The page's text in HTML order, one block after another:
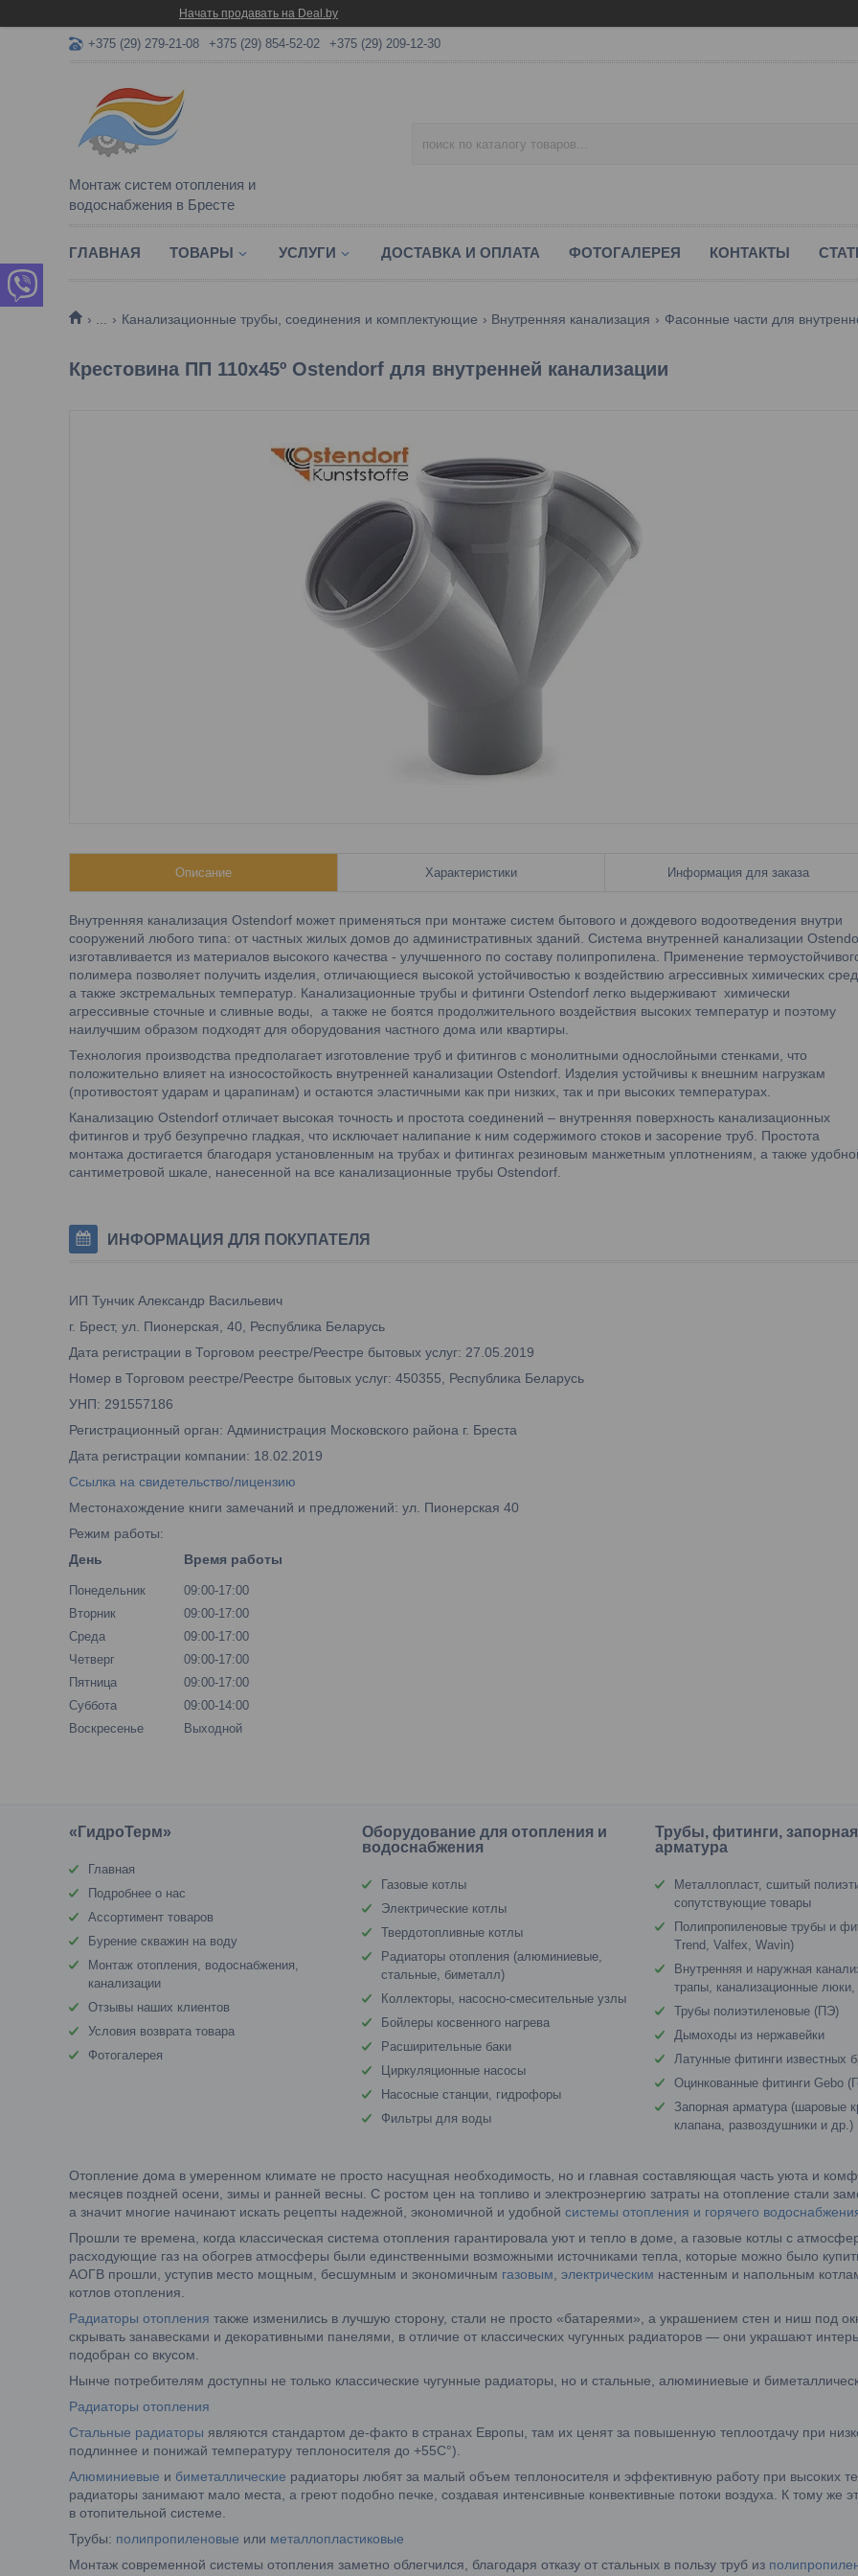
Начать продавать на Deal.by
+375 (29) 279-21-08 +375 (29) 854-52-02 +375 (29) 209-12-30
Монтаж систем отопления и
водоснабжения в Бресте
ГЛАВНАЯ ТОВАРЫ УСЛУГИ ДОСТАВКА И ОПЛАТА ФОТОГАЛЕРЕЯ КОНТАКТЫ
Канализационные трубы, соединения и комплектующие Внутренняя канализация Фасонные части для
Крестовина ПП 110х45º Ostendorf для внутренней канализации
Описание Характеристики Информация для заказа
Внутренняя канализация Ostendorf может применяться при монтаже систем бытового и дождевого водоотведения внутри
сооружений любого типа: от частных жилых домов до административных зданий. Система внутренней канализации
изготавливается из материалов высокого качества - улучшенного по составу полипропилена. Применение
полимера позволяет получить изделия, отличающиеся высокой устойчивостью к воздействию агрессивных химических сред,
а также экстремальных температур. Канализационные трубы и фитинги Ostendorf легко выдерживают химически
агрессивные сточные и сливные воды, а также не боятся продолжительного воздействия высоких температур и поэтому
наилучшим образом подходят для оборудования частного дома или квартиры.
Технология производства предполагает изготовление труб и фитингов с монолитными однослойными стенками, что
положительно влияет на износостойкость внутренней канализации Ostendorf. Изделия устойчивы к внешним нагрузкам
(противостоят ударам и царапинам) и остаются эластичными как при низких, так и при высоких температурах.
Канализацию Ostendorf отличает высокая точность и простота соединений – внутренняя поверхность канализационных
фитингов и труб безупречно гладкая, что исключает налипание к ним содержимого стоков и засорение труб. Простота
монтажа достигается благодаря установленным на трубах и фитингах резиновым манжетным уплотнениям, а также
сантиметровой шкале, нанесенной на все канализационные трубы Ostendorf.
ИНФОРМАЦИЯ ДЛЯ ПОКУПАТЕЛЯ
ИП Тунчик Александр Васильевич
г. Брест, ул. Пионерская, 40, Республика Беларусь
Дата регистрации в Торговом реестре/Реестре бытовых услуг: 27.05.2019
Номер в Торговом реестре/Реестре бытовых услуг: 450355, Республика Беларусь
УНП: 291557186
Регистрационный орган: Администрация Московского района г. Бреста
Дата регистрации компании: 18.02.2019
Ссылка на свидетельство/лицензию
Местонахождение книги замечаний и предложений: ул. Пионерская 40
Режим работы:
День
Время работы
Понедельник
09:00-17:00
Вторник
09:00-17:00
Среда
09:00-17:00
Четверг
09:00-17:00
Пятница
09:00-17:00
Суббота
09:00-14:00
Воскресенье
Выходной
«ГидроТерм»
Главная
Подробнее о нас
Ассортимент товаров
Бурение скважин на воду
Монтаж отопления, водоснабжения,
канализации
Отзывы наших клиентов
Условия возврата товара
Фотогалерея
Оборудование для отопления и
водоснабжения
Газовые котлы
Электрические котлы
Твердотопливные котлы
Радиаторы отопления (алюминиевые,
стальные, биметалл)
Коллекторы, насосно-смесительные узлы
Бойлеры косвенного нагрева
Расширительные баки
Циркуляционные насосы
Насосные станции, гидрофоры
Фильтры для воды
Трубы, фитинги, запорная
арматура
Металлопласт, сшитый
сопутствующие товары
Полипропиленовые трубы и
Trend, Valfex, Wavin)
Внутренняя и наружная
трапы, канализационные
Трубы полиэтиленовые (ПЭ)
Дымоходы из нержавейки
Латунные фитинги известных
Оцинкованные фитинги Gebo
Запорная арматура (шаровые
клапана, развоздушники и др.)
Отопление дома в умеренном климате не просто насущная необходимость, но и главная составляющая часть уюта и
месяцев поздней осени, зимы и ранней весны. С ростом цен на топливо и электроэнергию затраты на отопление стали
а значит многие начинают искать рецепты надежной, экономичной и удобной системы отопления и горячего
Прошли те времена, когда классическая система отопления гарантировала уют и тепло в доме, а газовые котлы с
расходующие газ на обогрев атмосферы были единственными возможными источниками тепла, которые можно было
АОГВ прошли, уступив место мощным, бесшумным и экономичным газовым электрическим настенным и напольным
котлов отопления.
Радиаторы отопления также изменились в лучшую сторону, стали не просто «батареями», а украшением стен и ниш под
скрывать занавесками и декоративными панелями, в отличие от классических чугунных радиаторов — они украшают
подобран со вкусом.
Нынче потребителям доступны не только классические чугунные радиаторы, но и стальные, алюминиевые и
Радиаторы отопления
Стальные радиаторы являются стандартом де-факто в странах Европы, там их ценят за повышенную теплоотдачу при
подлиннее и понижай температуру теплоносителя до +55C°).
Алюминиевые и биметаллические радиаторы любят за малый объем теплоносителя и эффективную работу при высоких
радиаторы занимают мало места, а греют подобно печке, создавая интенсивные конвективные потоки воздуха. К тому же
в отопительной системе.
Трубы: полипропиленовые или металлопластиковые
Монтаж современной системы отопления заметно облегчился, благодаря отказу от стальных в пользу труб из